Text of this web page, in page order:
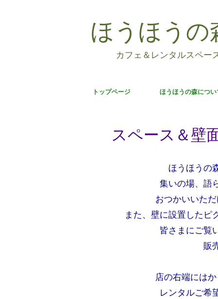
ほうほうの
カフェ＆レンタルスペー
トップページ ほうほうの森につい
スペース＆壁
ほうほうの
集いの場、語
おつかいいた
また、壁に設置したピ
皆さまにご覧
販
店の右端には
レンタルご希